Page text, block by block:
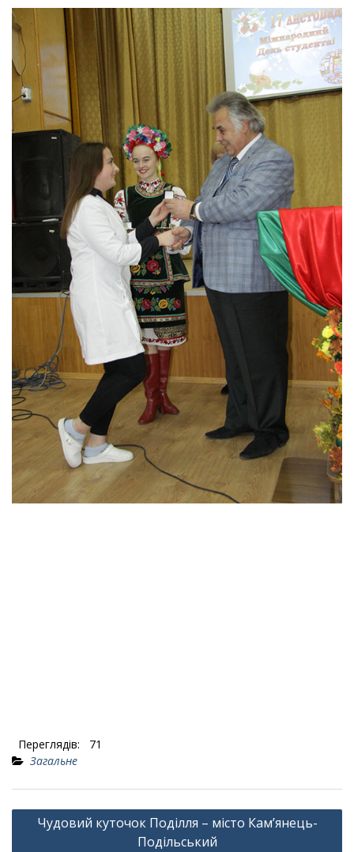
Переглядів:
71
Загальне
Навігація
записів
Чудовий куточок Поділля – місто Кам’янець-
Подільський